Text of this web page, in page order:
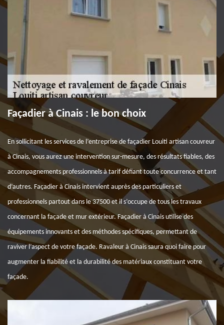
Façadier à Cinais : le bon choix
En sollicitant les services de l’entreprise de façadier Louiti artisan couvreur
à Cinais, vous aurez une intervention sur-mesure, des résultats fiables, des
accompagnements professionnels à tarif défiant toute concurrence et tant
d’autres. Façadier à Cinais intervient auprès des particuliers et
professionnels partout dans le 37500 et il s’occupe de tous les travaux
concernant la façade et mur extérieur. Façadier à Cinais utilise des
équipements innovants et des méthodes spécifiques, permettant de
raviver l’aspect de votre façade. Ravaleur à Cinais saura quoi faire pour
augmenter la fiabilité et la durabilité des matériaux constituant votre
façade.